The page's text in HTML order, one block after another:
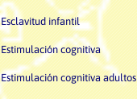
Esclavitud infantil
Estimulación cognitiva
Estimulación cognitiva adultos